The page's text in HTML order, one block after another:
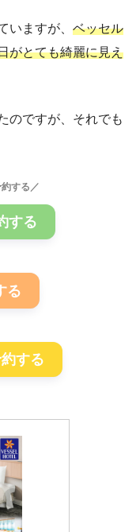
いますが、 ベッセル
がとても綺麗に見え
のですが、それでも
する／
する
る
する